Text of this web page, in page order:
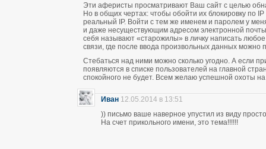
Эти аферисты просматривают Ваш сайт с целью
Но в общих чертах: чтобы обойти их блокировку по
реальный IP. Войти с тем же именем и паролем у
и даже несуществующим адресом электронной
себя называют «старожилы» в личку написать
связи, где после ввода произвольных данных можно
Стебаться над ними можно сколько угодно. А если
появляются в списке пользователей на главной
спокойного не будет. Всем желаю успешной охоты
Иван 12.05.2014 в 13:51
)) письмо ваше наверное упустил из виду
На счет прикольного имени, это тема!!!!!!